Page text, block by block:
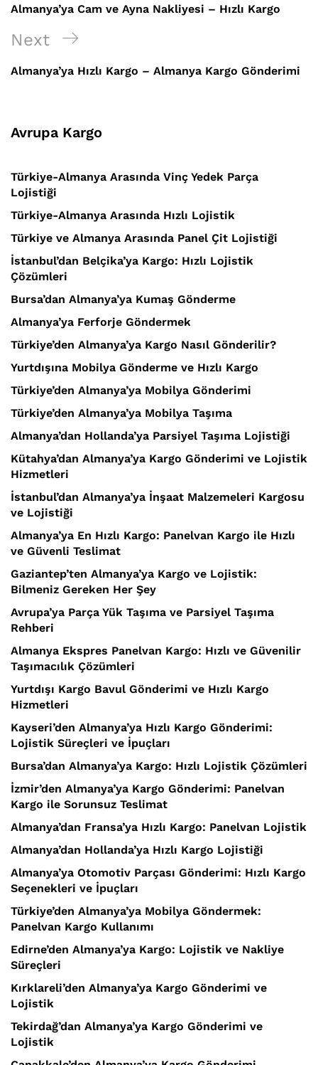
Post
Almanya’ya Cam ve Ayna Nakliyesi – Hızlı Kargo
Next
Post
Next
Almanya’ya Hızlı Kargo – Almanya Kargo Gönderimi
Avrupa Kargo
Türkiye-Almanya Arasında Vinç Yedek Parça
Lojistiği
Türkiye-Almanya Arasında Hızlı Lojistik
Türkiye ve Almanya Arasında Panel Çit Lojistiği
İstanbul’dan Belçika’ya Kargo: Hızlı Lojistik
Çözümleri
Bursa’dan Almanya’ya Kumaş Gönderme
Almanya’ya Ferforje Göndermek
Türkiye’den Almanya’ya Kargo Nasıl Gönderilir?
Yurtdışına Mobilya Gönderme ve Hızlı Kargo
Türkiye’den Almanya’ya Mobilya Gönderimi
Türkiye’den Almanya’ya Mobilya Taşıma
Almanya’dan Hollanda’ya Parsiyel Taşıma Lojistiği
Kütahya’dan Almanya’ya Kargo Gönderimi ve Lojistik
Hizmetleri
İstanbul’dan Almanya’ya İnşaat Malzemeleri Kargosu
ve Lojistiği
Almanya’ya En Hızlı Kargo: Panelvan Kargo ile Hızlı
ve Güvenli Teslimat
Gaziantep’ten Almanya’ya Kargo ve Lojistik:
Bilmeniz Gereken Her Şey
Avrupa’ya Parça Yük Taşıma ve Parsiyel Taşıma
Rehberi
Almanya Ekspres Panelvan Kargo: Hızlı ve Güvenilir
Taşımacılık Çözümleri
Yurtdışı Kargo Bavul Gönderimi ve Hızlı Kargo
Hizmetleri
Kayseri’den Almanya’ya Hızlı Kargo Gönderimi:
Lojistik Süreçleri ve İpuçları
Bursa’dan Almanya’ya Kargo: Hızlı Lojistik Çözümleri
İzmir’den Almanya’ya Kargo Gönderimi: Panelvan
Kargo ile Sorunsuz Teslimat
Almanya’dan Fransa’ya Hızlı Kargo: Panelvan Lojistik
Almanya’dan Hollanda’ya Hızlı Kargo Lojistiği
Almanya’ya Otomotiv Parçası Gönderimi: Hızlı Kargo
Seçenekleri ve İpuçları
Türkiye’den Almanya’ya Mobilya Göndermek:
Panelvan Kargo Kullanımı
Edirne’den Almanya’ya Kargo: Lojistik ve Nakliye
Süreçleri
Kırklareli’den Almanya’ya Kargo Gönderimi ve
Lojistik
Tekirdağ’dan Almanya’ya Kargo Gönderimi ve
Lojistik